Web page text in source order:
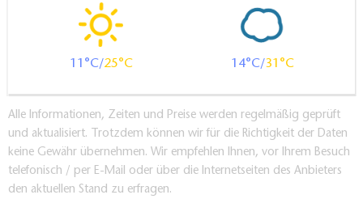
11 25 14 31
Alle Informationen, Zeiten und Preise werden regelmäßig geprüft
und aktualisiert. Trotzdem können wir für die Richtigkeit der Daten
keine Gewähr übernehmen. Wir empfehlen Ihnen, vor Ihrem Besuch
telefonisch / per E-Mail oder über die Internetseiten des Anbieters
den aktuellen Stand zu erfragen.